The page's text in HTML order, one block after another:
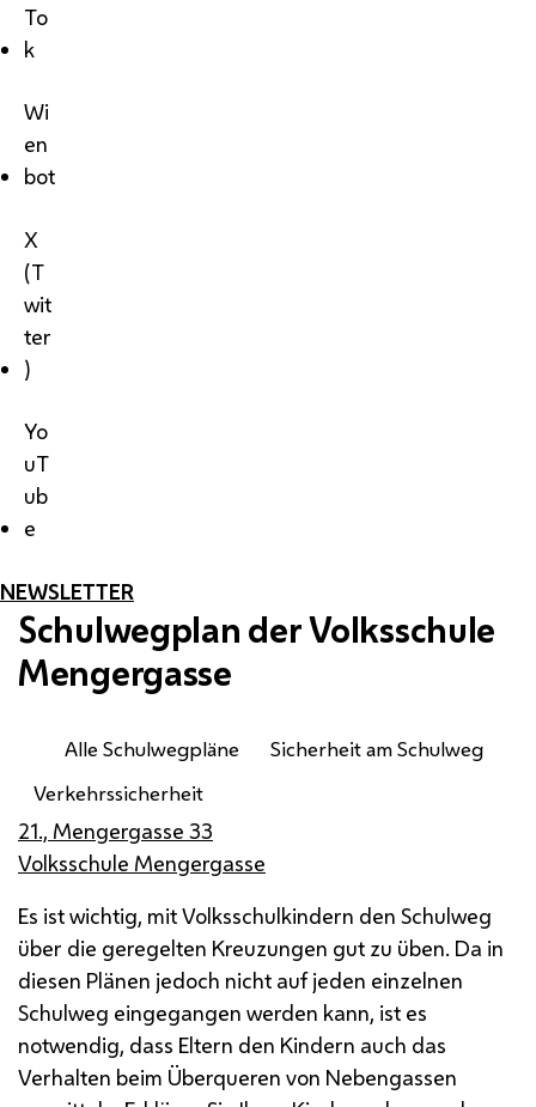
To
k
Wi
en
bot
X
(T
wit
ter
)
Yo
uT
ub
e
NEWSLETTER
Schulwegplan der Volksschule
Mengergasse
Alle Schulwegpläne
Sicherheit am Schulweg
Verkehrssicherheit
21., Mengergasse 33
Volksschule Mengergasse
Es ist wichtig, mit Volksschulkindern den Schulweg
über die geregelten Kreuzungen gut zu üben. Da in
diesen Plänen jedoch nicht auf jeden einzelnen
Schulweg eingegangen werden kann, ist es
notwendig, dass Eltern den Kindern auch das
Verhalten beim Überqueren von Nebengassen